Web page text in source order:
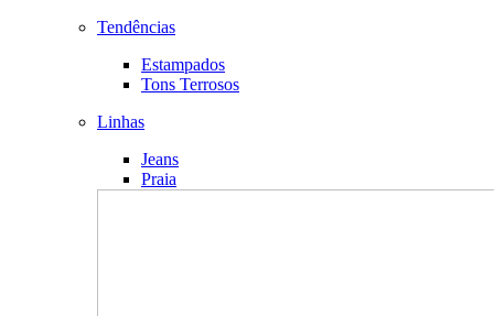
Tendências
Estampados
Tons Terrosos
Linhas
Jeans
Praia